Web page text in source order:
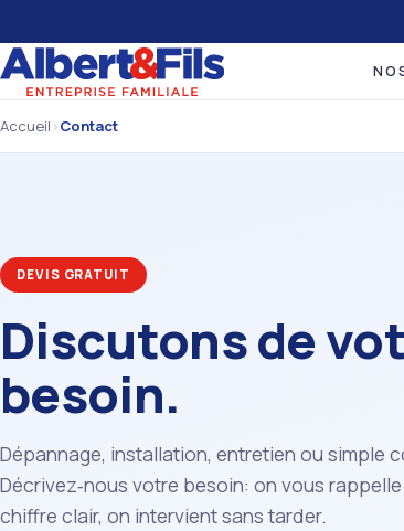
Accueil ›Contact
DEVIS GRATUIT
Discutons de
besoin.
Dépannage, installation, entretien ou simple
Décrivez‑nous votre besoin: on vous
chiffre clair, on intervient sans tarder.